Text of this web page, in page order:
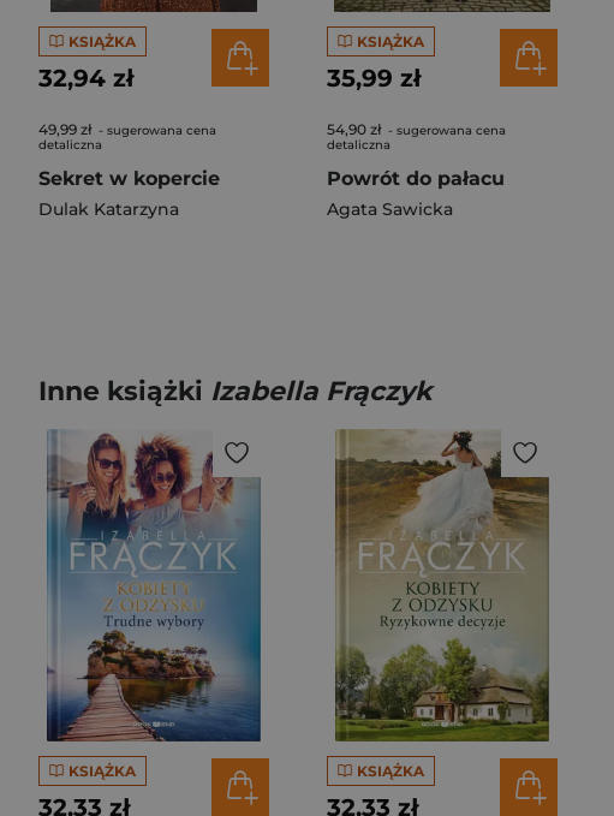
KSIĄŻKA
32,94 zł
49,99 zł - sugerowana cena
detaliczna
Sekret w kopercie
Dulak Katarzyna
KSIĄŻKA
35,99 zł
54,90 zł - sugerowana cena
detaliczna
Powrót do pałacu
Agata Sawicka
Inne książki Izabella Frączyk
KSIĄŻKA
32,33 zł
KSIĄŻKA
32,33 zł